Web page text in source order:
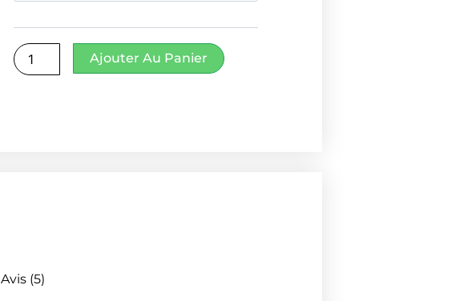
à
19.00€
KAMPONG
THOM
épicées
légèrement
Ajouter Au Panier
Avis (5)